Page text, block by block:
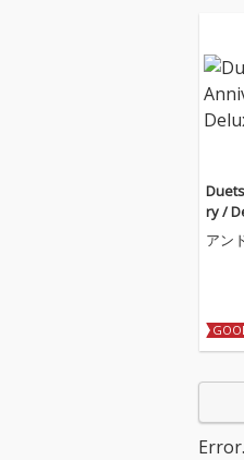
ry /
アン
Error.